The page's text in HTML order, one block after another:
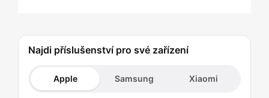
Najdi příslušenství pro své zařízení
Apple Samsung Xiaomi